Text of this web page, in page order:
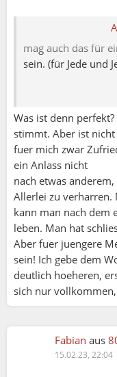
fühlen. Denke
mag auch das für
sein. (für Jede und
Was ist denn
stimmt. Aber ist nicht
fuer mich zwar
ein Anlass nicht
nach etwas
Allerlei zu verharren.
kann man nach dem
leben. Man hat
Aber fuer juengere
sein! Ich gebe dem
deutlich hoeheren,
sich nur
Fabian aus
15.02.23, 22:04